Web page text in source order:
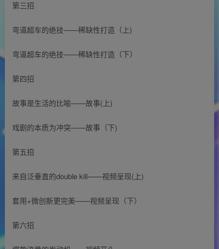
第三招
弯道超车的绝技——稀缺性打造（上)
弯道超车的绝技——稀缺性打造（下）
第四招
故事是生活的比喻——故事(上)
戏剧的本质为冲突——故事（下)
第五招
来自泛垂直的double kill——视频呈现(上)
套用+微创新更完美——视频呈现（下）
第六招